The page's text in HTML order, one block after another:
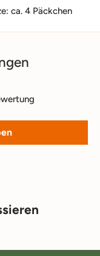
ca. 4 Päckchen